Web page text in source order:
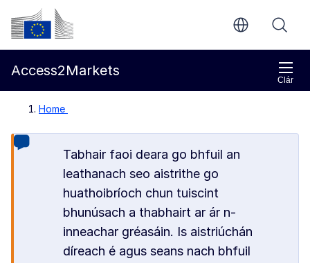
Chuig an bpríomhinneachar
Coimisiún Eorpach
Clár
Access2Markets
Home
Tabhair faoi deara go bhfuil an
leathanach seo aistrithe go
huathoibríoch chun tuiscint
bhunúsach a thabhairt ar ár n-
inneachar gréasáin. Is aistriúchán
díreach é agus seans nach bhfuil